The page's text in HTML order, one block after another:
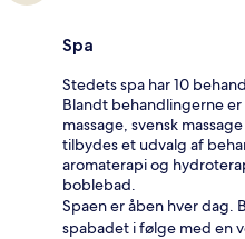
Spa
Stedets spa har 10
Blandt behandlingerne
massage, svensk
tilbydes et udvalg af
aromaterapi og
boblebad.
Spaen er åben hver dag.
spabadet i følge med en